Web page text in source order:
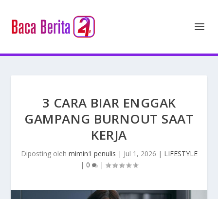
3 CARA BIAR ENGGAK
GAMPANG BURNOUT SAAT
KERJA
Diposting oleh mimin1 penulis | Jul 1, 2026 | LIFESTYLE
| 0 |